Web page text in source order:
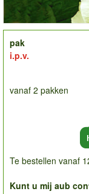
order
pak
i.p.v.
vanaf 2 pakken
Te bestellen vanaf
Kunt u mij aub